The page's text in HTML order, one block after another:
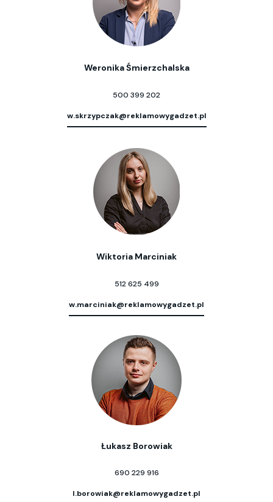
Weronika Śmierzchalska
500 399 202
w.skrzypczak@reklamowygadzet.pl
Wiktoria Marciniak
512 625 499
w.marciniak@reklamowygadzet.pl
Łukasz Borowiak
690 229 916
l.borowiak@reklamowygadzet.pl